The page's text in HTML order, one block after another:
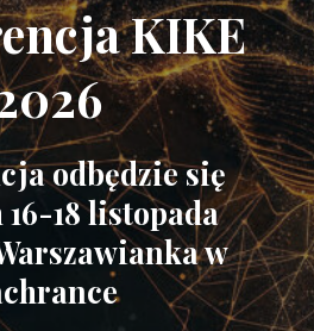
KIKE
odbędzie się
18 listopada
w